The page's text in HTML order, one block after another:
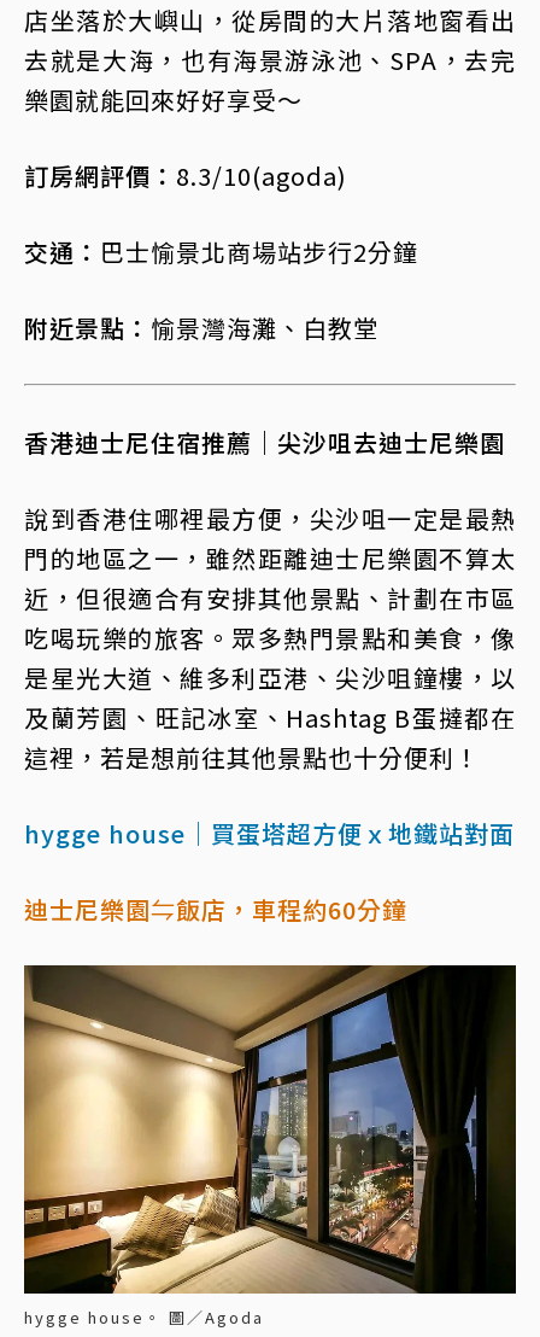
店坐落於大嶼山，從房間的大片落地窗看出
去就是大海，也有海景游泳池、SPA，去完
樂園就能回來好好享受～
訂房網評價： 8.3/10(agoda)
交通： 巴士愉景北商場站步行2分鐘
附近景點： 愉景灣海灘、白教堂
香港迪士尼住宿推薦｜尖沙咀去迪士尼樂園
說到香港住哪裡最方便，尖沙咀一定是最熱
門的地區之一，雖然距離迪士尼樂園不算太
近，但很適合有安排其他景點、計劃在市區
吃喝玩樂的旅客。眾多熱門景點和美食，像
是星光大道、維多利亞港、尖沙咀鐘樓，以
及蘭芳園、旺記冰室、Hashtag B蛋撻都在
這裡，若是想前往其他景點也十分便利！
hygge house｜買蛋塔超方便ｘ地鐵站對面
迪士尼樂園⇋飯店，車程約60分鐘
hygge house。 圖／Agoda